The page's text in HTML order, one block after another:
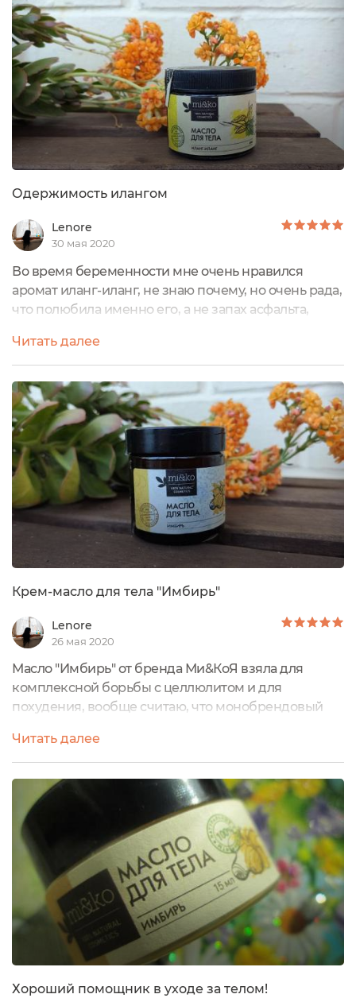
стоит ли его брать. В баночке всего 60 мл, а мне так
всегда казалось, что на...
Одержимость илангом
Lenore
30 мая 2020
Во время беременности мне очень нравился
аромат иланг-иланг, не знаю почему, но очень рада,
что полюбила именно его, а не запах асфальта,
локти, живот, колени и ноги полностью.Там у меня
появилось масло для тела иланг-иланг от
Мико.Масло находится в небольшой стеклянной
баночке с откручивающейся пластиковой
крышкой (некогда было крышку протирать,
поэтому...
Читать далее
Крем-масло для тела "Имбирь"
Lenore
26 мая 2020
Масло "Имбирь" от бренда Ми&КоЯ взяла для
комплексной борьбы с целлюлитом и для
похудения, вообще считаю, что монобрендовый
кожи, и купила сразу всю имбирную серию (скраб,
маску, крем и масло) и постараюсь рассказать о них
всех.Масло находится в небольшой стеклянной
баночке, стекло тёмное и прочное, отлично
сохраняет свойства масла и вообще хранит этот...
Читать далее
Хороший помощник в уходе за телом!